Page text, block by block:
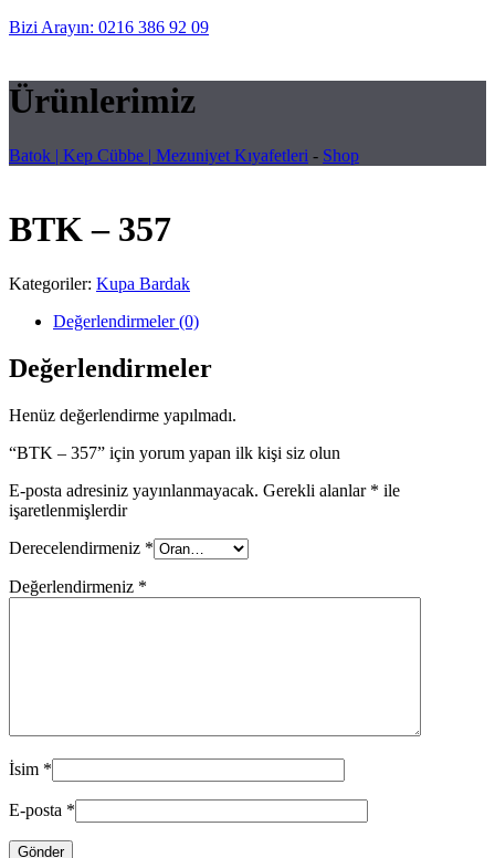
Bizi Arayın: 0216 386 92 09
Ürünlerimiz
Batok | Kep Cübbe | Mezuniyet Kıyafetleri - Shop
BTK – 357
Kategoriler: Kupa Bardak
Değerlendirmeler (0)
Değerlendirmeler
Henüz değerlendirme yapılmadı.
“BTK – 357” için yorum yapan ilk kişi siz olun
E-posta adresiniz yayınlanmayacak. Gerekli alanlar * ile
işaretlenmişlerdir
Derecelendirmeniz *
Değerlendirmeniz *
İsim *
E-posta *